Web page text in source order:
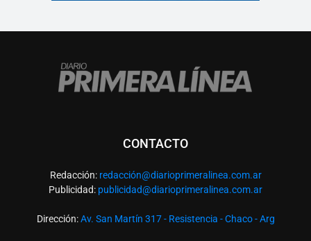
CONTACTO
Redacción: redacción@diarioprimeralinea.com.ar
Publicidad: publicidad@diarioprimeralinea.com.ar
Dirección:Av. San Martín 317 - Resistencia - Chaco - Arg